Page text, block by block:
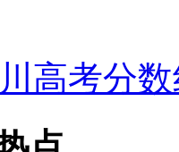
高考分